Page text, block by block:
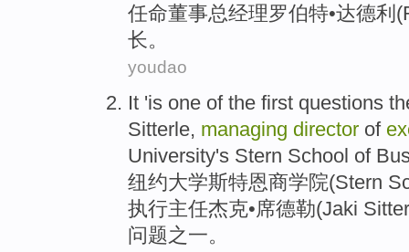
任命董事总经理罗伯特•达德利
长。
youdao
It 'is one ofthe first questions
Sitterle, managing director of
University's Stern School of
纽约大学斯特恩商学院(Stern
执行主任杰克•席德勒(Jaki
问题之一。